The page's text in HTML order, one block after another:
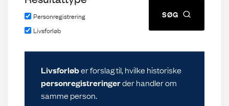
Forberedelse af Link-Lives
data
Rettigheder og brug af data
Giv feedback til livsforløbene
Download af data
FAQ – Ofte stillede
Log ind
Personregistrering
Livsforløb
SØG
Livsforløber forslag til, hvilke historiske
personregistreringerder handler om
samme person.